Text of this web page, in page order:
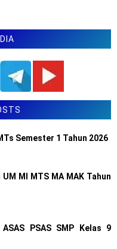
Semester 1 Tahun 2026
MI MTS MA MAK Tahun
PSAS SMP Kelas 9